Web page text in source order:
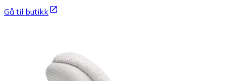
Gå til butikk